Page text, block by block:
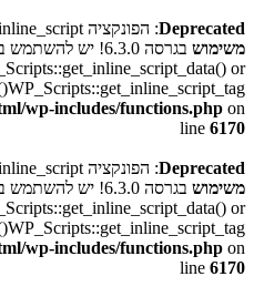
Deprecated: הפונקציה WP_Scripts::print_inline_script
משימוש
בגרסה 6.3.0! יש
or
WP_Scripts::get_inline_script_tag() במקום. in
wp-includes/functions.php on
line 6170
Deprecated: הפונקציה WP_Scripts::print_inline_script
משימוש
בגרסה 6.3.0! יש
or
WP_Scripts::get_inline_script_tag() במקום. in
wp-includes/functions.php on
line 6170